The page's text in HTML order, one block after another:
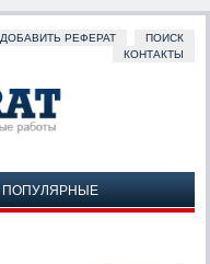
ДОБАВИТЬ РЕФЕРАТ
ПОИСК
КОНТАКТЫ
ПОПУЛЯРНЫЕ